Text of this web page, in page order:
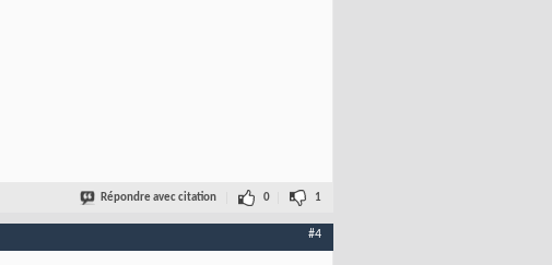
Répondre avec citation 0 1
#4